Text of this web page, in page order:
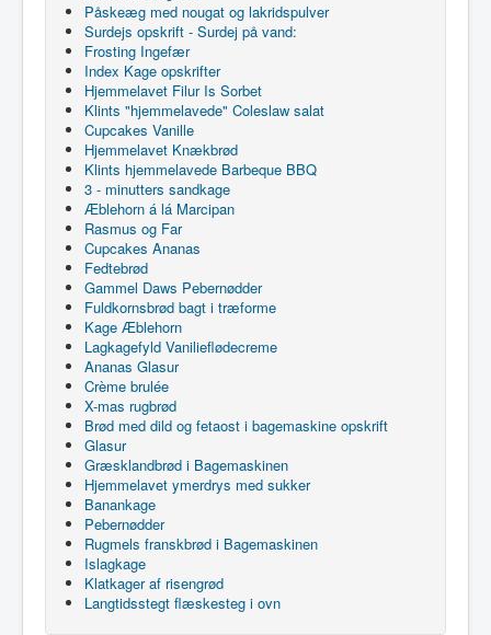
Påskeæg med nougat og lakridspulver
Surdejs opskrift - Surdej på vand:
Frosting Ingefær
Index Kage opskrifter
Hjemmelavet Filur Is Sorbet
Klints "hjemmelavede" Coleslaw salat
Cupcakes Vanille
Hjemmelavet Knækbrød
Klints hjemmelavede Barbeque BBQ
3 - minutters sandkage
Æblehorn á lá Marcipan
Rasmus og Far
Cupcakes Ananas
Fedtebrød
Gammel Daws Pebernødder
Fuldkornsbrød bagt i træforme
Kage Æblehorn
Lagkagefyld Vanilieflødecreme
Ananas Glasur
Crème brulée
X-mas rugbrød
Brød med dild og fetaost i bagemaskine opskrift
Glasur
Græsklandbrød i Bagemaskinen
Hjemmelavet ymerdrys med sukker
Banankage
Pebernødder
Rugmels franskbrød i Bagemaskinen
Islagkage
Klatkager af risengrød
Langtidsstegt flæskesteg i ovn